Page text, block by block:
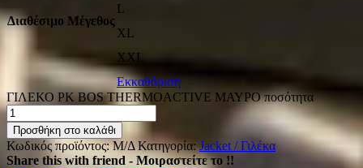
Διαθέσιμο Μέγεθος
L
XL
XXL
Εκκαθάριση
ΓΙΛΕΚΟ PK BOS THERMOACTIVE ΜΑΥΡΟ ποσότητα
Προσθήκη στο καλάθι
Κωδικός προϊόντος:Μ/Δ Κατηγορία:Jacket / Γιλέκα
Share this with friend - Μοιραστείτε το !!